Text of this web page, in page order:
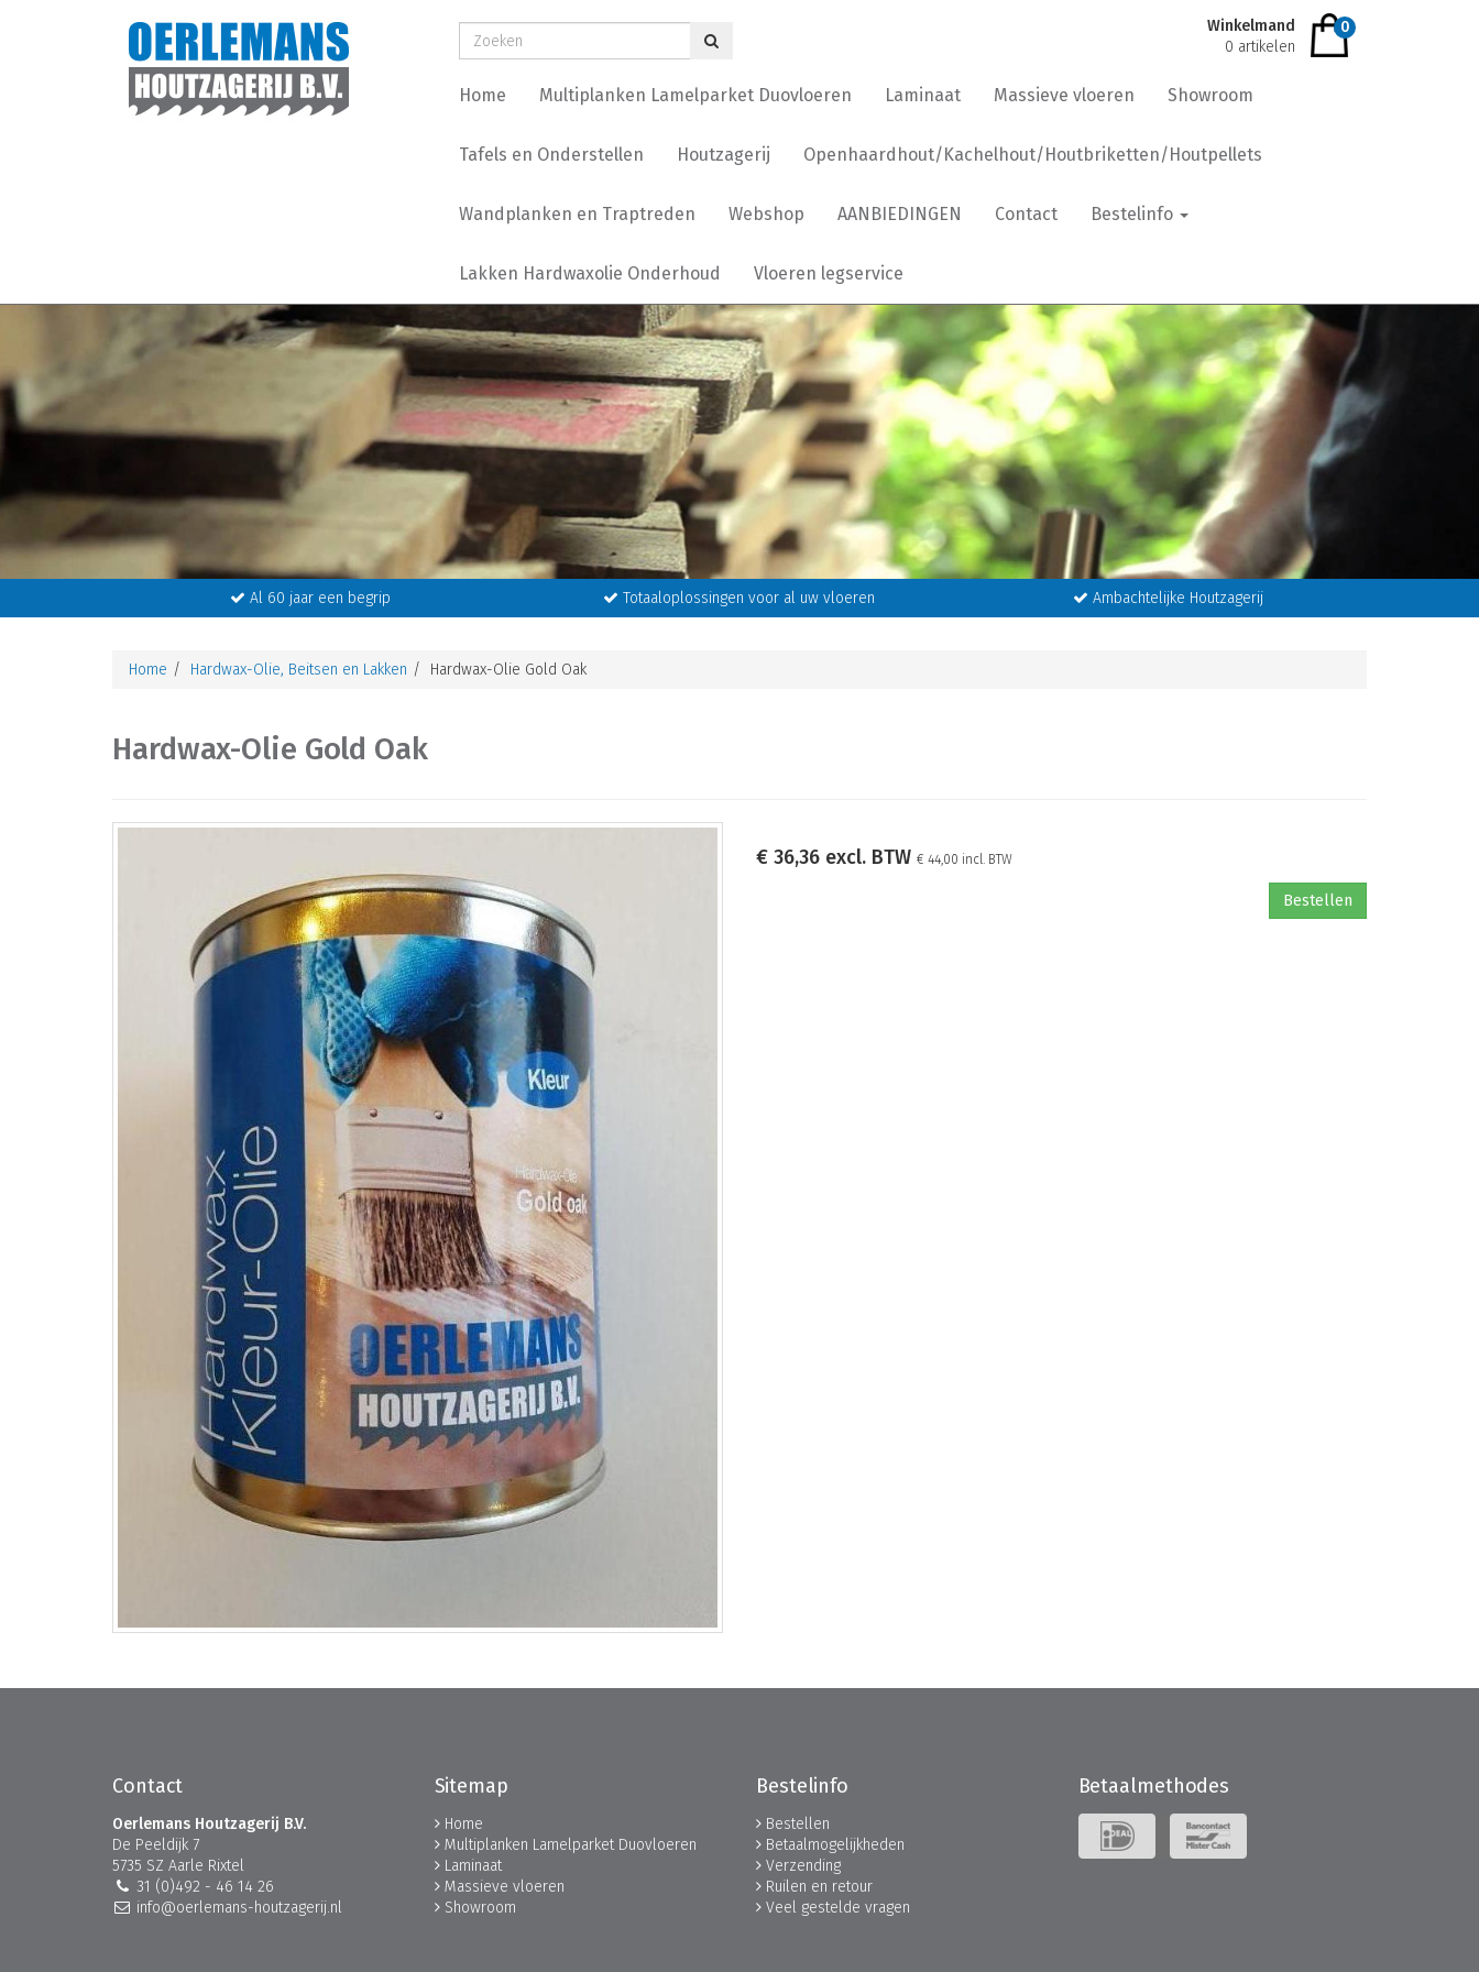
Winkelmand
0 artikelen
0
Home Multiplanken Lamelparket Duovloeren Laminaat Massieve vloeren Showroom
Tafels en Onderstellen Houtzagerij Openhaardhout/Kachelhout/Houtbriketten/Houtpellets
Wandplanken en Traptreden Webshop AANBIEDINGEN Contact Bestelinfo
Lakken Hardwaxolie Onderhoud Vloeren legservice
Al 60 jaar een begrip Totaaloplossingen voor al uw vloeren Ambachtelijke Houtzagerij
Home Hardwax-Olie, Beitsen en Lakken Hardwax-Olie Gold Oak
Hardwax-Olie Gold Oak
€ 36,36 excl. BTW € 44,00 incl. BTW
Contact
Oerlemans Houtzagerij B.V.
De Peeldijk 7
5735 SZ Aarle Rixtel
31 (0)492 - 46 14 26
info@oerlemans-houtzagerij.nl
Sitemap
Home
Multiplanken Lamelparket Duovloeren
Laminaat
Massieve vloeren
Showroom
Bestelinfo
Bestellen
Betaalmogelijkheden
Verzending
Ruilen en retour
Veel gestelde vragen
Betaalmethodes